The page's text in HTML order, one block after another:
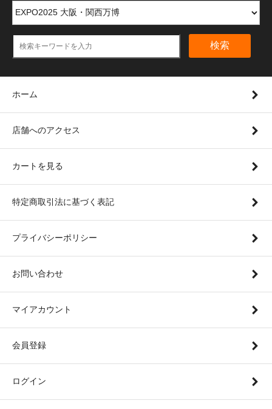
検索
ホーム
店舗へのアクセス
カートを見る
特定商取引法に基づく表記
プライバシーポリシー
お問い合わせ
マイアカウント
会員登録
ログイン